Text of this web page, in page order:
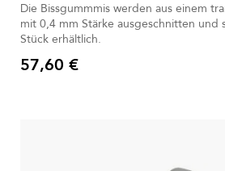
Die Bissgummmis werden aus einem
mit 0,4 mm Stärke ausgeschnitten und
Stück erhältlich.
Preis
57,60 €